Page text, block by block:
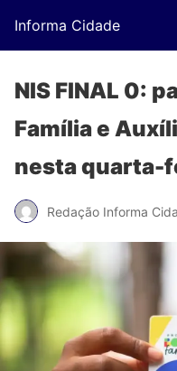
Informa Cidade
NIS FINAL 0:
Família e
nesta quarta-
Redação Informa